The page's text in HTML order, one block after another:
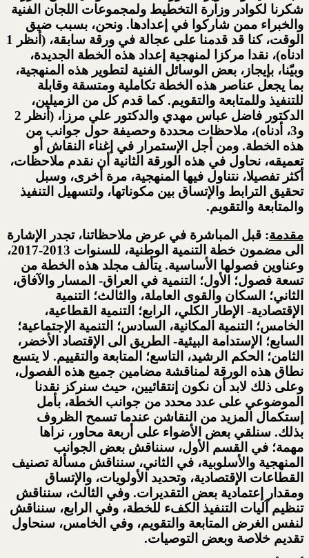
شكرنا لكوادر وزارة التخطيط ولمجموعات اللجان الفنية
والخبراء ممن شاركوا في إعدادها. ونحن، بسبب ضيق
الوقت، كنا قد قدمنا على عجالة في ورقة سابقة، (أنظر 1
ادناه)، نقدا مركزا لمنهجية إعداد هذه الخطة الجديدة،
وبيّنا، بإيجاز، بعض الوسائل الفنية لتطوير هذه المنهجية،
بما يجعل عناصر هذه الخطة تكاملية ومتسقة وقابلة
للتنفيذ وللمتابعة والتقويم. كما قدم كل من الزميلين،
الدكتور فاضل عباس مهدي والدكتور علي مرزا، (أنظر 2
و3، أدناه)، ملاحظات محددة وحصيفة حول جوانب من
هذه الخطة. ومن أجل الإستمرار في إغناء النقاش أو
تعميقه، نحاول في هذه الورقة الثانية أن نقدم ملاحظات،
أكثر تفصيلا، نتناول فيها المنهجية، مرة أخرى، وسبل
تحقيق الترابط والإتساق بين مكوناتها، ولتسهيل التنفيذ
والمتابعة والتقويم.
مقدمة: قبل المباشرة في عرض ملاحظاتنا، تجدر الإشارة
الى مضمون خطة التنمية الوطنية، للسنوات 2013-2017،
وعناوين فصولها الأساسية. يتألف مجلد هذه الخطة من
تسعة فصول؛ الأول؛ التنمية في العراق- المسار والآفاق،
الثاني؛ السكان والقوى العاملة، والثالث؛ التنمية
الإقتصادية- الإطار الكلي، الرابع؛ التنمية القطاعية،
الخامس؛ التنمية المكانية، السادس؛ التنمية الإجتماعية؛
السابع؛ الإستدامة البيئية- الطريق الى الإقتصاد الأخضر،
الثامن؛ الحكم الرشيد، التاسع؛ المتابعة والتقييم. لا يتسع
نطاق هذه الورقة لمناقشة مضامين جميع هذه الفصول،
وعلى ذلك لابد أن نكون إنتقائيين، حيث سنركز نقدنا
الموضوعي على عدد محدد من جوانب الخطة، بأمل
إستكمال المزيد من النقاشن عندما تسمح الظروف
بذلك. سنلقي بعض الأضواء على أربعة محاور، نراها
مهمة؛ في القسم الأول، سنناقش بعض الجوانب
المنهجية والأسلوبية، في الثاني، سنناقش مسألة تصنيف
القطاعات الإقتصادية، وتحديد الأولويات، والإتساق
ومقدار إعتمادية بعض التقديرات. وفي الثالث، سنناقش
تنظيم آليات التنفيذ الكفء للخطة، وفي الرابع، سنناقش
لنفس الغرض المتابعة والتقويم، وفي الخامس، سنحاول
تقديم خلاصة وبعض التوصيات.